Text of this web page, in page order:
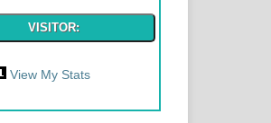
VISITOR:
View My Stats